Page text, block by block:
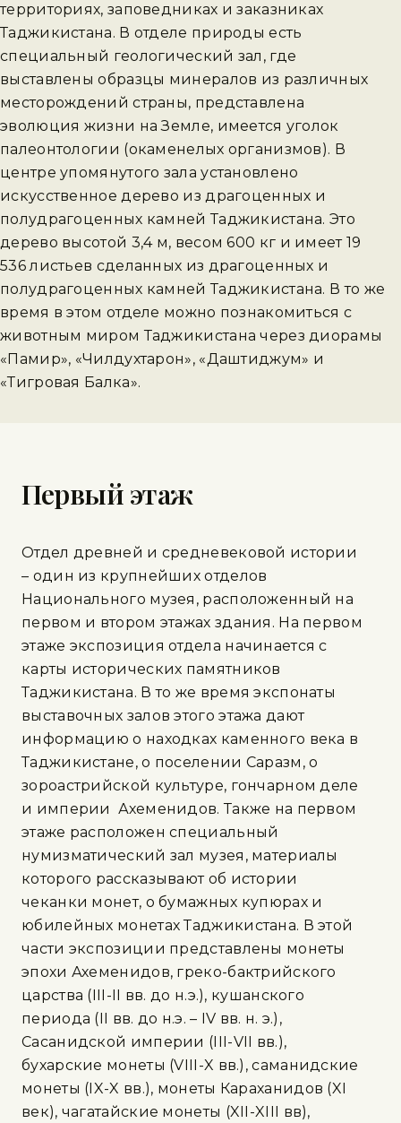
территориях, заповедниках и заказниках
Таджикистана. В отделе природы есть
специальный геологический зал, где
выставлены образцы минералов из различных
месторождений страны, представлена
эволюция жизни на Земле, имеется уголок
палеонтологии (окаменелых организмов). В
центре упомянутого зала установлено
искусственное дерево из драгоценных и
полудрагоценных камней Таджикистана. Это
дерево высотой 3,4 м, весом 600 кг и имеет 19
536 листьев сделанных из драгоценных и
полудрагоценных камней Таджикистана. В то же
время в этом отделе можно познакомиться с
животным миром Таджикистана через диорамы
«Памир», «Чилдухтарон», «Даштиджум» и
«Тигровая Балка».
Первый этаж
Отдел древней и средневековой истории
– один из крупнейших отделов
Национального музея, расположенный на
первом и втором этажах здания. На первом
этаже экспозиция отдела начинается с
карты исторических памятников
Таджикистана. В то же время экспонаты
выставочных залов этого этажа дают
информацию о находках каменного века в
Таджикистане, о поселении Саразм, о
зороастрийской культуре, гончарном деле
и империи Ахеменидов. Также на первом
этаже расположен специальный
нумизматический зал музея, материалы
которого рассказывают об истории
чеканки монет, о бумажных купюрах и
юбилейных монетах Таджикистана. В этой
части экспозиции представлены монеты
эпохи Ахеменидов, греко-бактрийского
царства (III-II вв. до н.э.), кушанского
периода (II вв. до н.э. – IV вв. н. э.),
Сасанидской империи (III-VII вв.),
бухарские монеты (VIII-X вв.), саманидские
монеты (IX-X вв.), монеты Караханидов (XI
век), чагатайские монеты (XII-XIII вв),